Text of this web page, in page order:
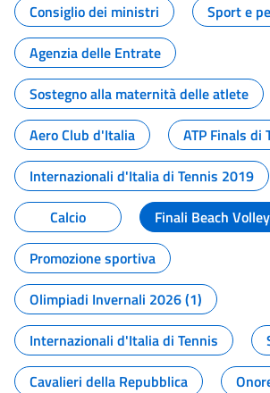
Consiglio dei ministri
Sport e
Agenzia delle Entrate
Sostegno alla maternità delle atlete
Aero Club d'Italia
ATP Finals di
Internazionali d'Italia di Tennis 2019
Calcio
Finali Beach
Promozione sportiva
Olimpiadi Invernali 2026 (1)
Internazionali d'Italia di Tennis
Cavalieri della Repubblica